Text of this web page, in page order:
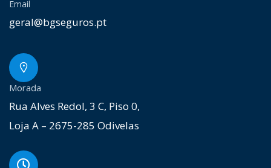
Email
geral@bgseguros.pt
Morada
Rua Alves Redol, 3 C, Piso 0,
Loja A – 2675-285 Odivelas